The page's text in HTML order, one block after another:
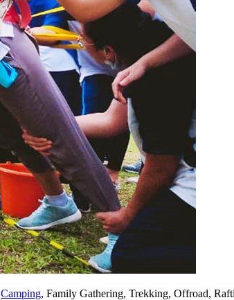
Camping, Family Gathering, Trekking, Offroad,